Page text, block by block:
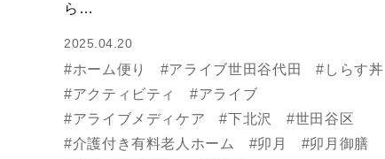
ら…
2025.04.20
#ホーム便り #アライブ世田谷代田
#しらす丼
#アクティビティ
#アライブ
#アライブメディケア
#下北沢
#世田谷区
#介護付き有料老人ホーム
#卯月
#卯月御膳